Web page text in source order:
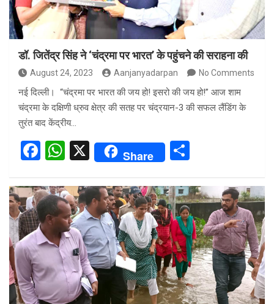
डॉ. जितेंद्र सिंह ने ‘चंद्रमा पर भारत’ के पहुंचने की सराहना की
August 24, 2023 Aanjanyadarpan No Comments
नई दिल्ली। “चंद्रमा पर भारत की जय हो! इसरो की जय हो!” आज शाम
चंद्रमा के दक्षिणी ध्रुव क्षेत्र की सतह पर चंद्रयान-3 की सफल लैंडिंग के
तुरंत बाद केंद्रीय…
F
ce
b
o
o
k
W
at
s
A
p
p
X Share
ar
e